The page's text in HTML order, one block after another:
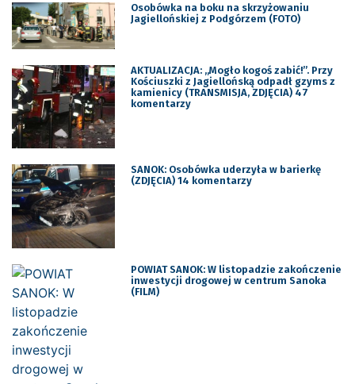
Osobówka na boku na skrzyżowaniu
Jagiellońskiej z Podgórzem (FOTO)
AKTUALIZACJA: „Mogło kogoś zabić!”. Przy
Kościuszki z Jagiellońską odpadł gzyms z
kamienicy (TRANSMISJA, ZDJĘCIA) 47
komentarzy
SANOK: Osobówka uderzyła w barierkę
(ZDJĘCIA) 14 komentarzy
POWIAT SANOK: W listopadzie zakończenie
inwestycji drogowej w centrum Sanoka
(FILM)